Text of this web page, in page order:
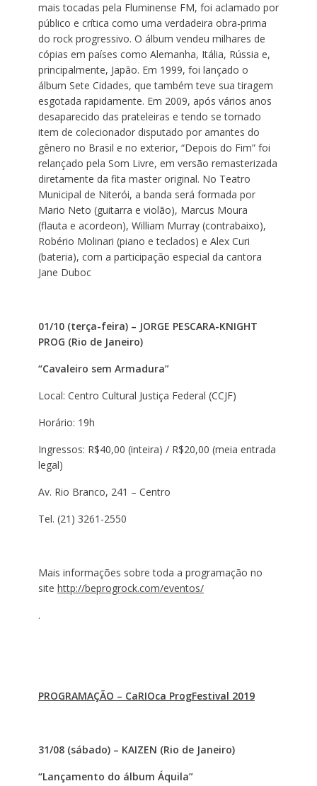
mais tocadas pela Fluminense FM, foi aclamado por
público e crítica como uma verdadeira obra-prima
do rock progressivo. O álbum vendeu milhares de
cópias em países como Alemanha, Itália, Rússia e,
principalmente, Japão. Em 1999, foi lançado o
álbum Sete Cidades, que também teve sua tiragem
esgotada rapidamente. Em 2009, após vários anos
desaparecido das prateleiras e tendo se tornado
item de colecionador disputado por amantes do
gênero no Brasil e no exterior, “Depois do Fim” foi
relançado pela Som Livre, em versão remasterizada
diretamente da fita master original. No Teatro
Municipal de Niterói, a banda será formada por
Mario Neto (guitarra e violão), Marcus Moura
(flauta e acordeon), William Murray (contrabaixo),
Robério Molinari (piano e teclados) e Alex Curi
(bateria), com a participação especial da cantora
Jane Duboc
01/10 (terça-feira) – JORGE PESCARA-KNIGHT
PROG (Rio de Janeiro)
“Cavaleiro sem Armadura”
Local: Centro Cultural Justiça Federal (CCJF)
Horário: 19h
Ingressos: R$40,00 (inteira) / R$20,00 (meia entrada
legal)
Av. Rio Branco, 241 – Centro
Tel. (21) 3261-2550
Mais informações sobre toda a programação no
site http://beprogrock.com/eventos/
.
PROGRAMAÇÃO – CaRIOca ProgFestival 2019
31/08 (sábado) – KAIZEN (Rio de Janeiro)
“Lançamento do álbum Áquila”